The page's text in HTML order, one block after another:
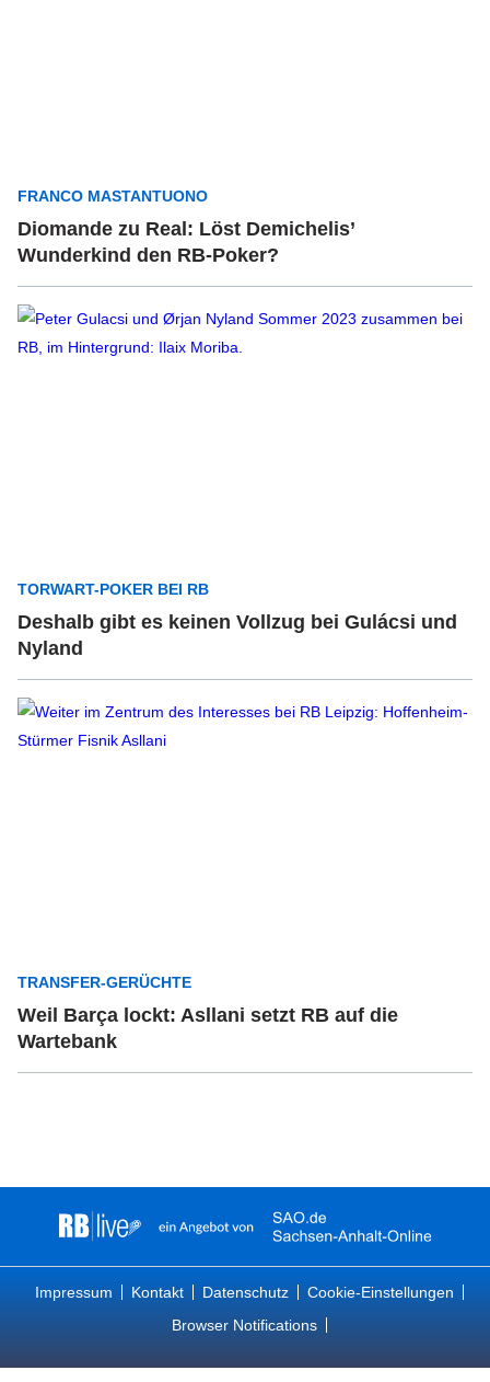
FRANCO MASTANTUONO
Diomande zu Real: Löst Demichelis’
Wunderkind den RB-Poker?
TORWART-POKER BEI RB
Deshalb gibt es keinen Vollzug bei Gulácsi und
Nyland
TRANSFER-GERÜCHTE
Weil Barça lockt: Asllani setzt RB auf die
Wartebank
Impressum Kontakt Datenschutz
Cookie-Einstellungen
Browser Notifications